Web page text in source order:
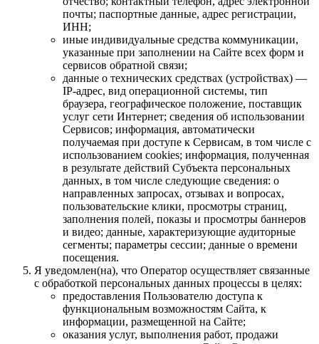
почты; паспортные данные, адрес регистрации,
ИНН;
иные индивидуальные средства коммуникации,
указанные при заполнении на Сайте всех форм и
сервисов обратной связи;
данные о технических средствах (устройствах) —
IP-адрес, вид операционной системы, тип
браузера, географическое положение, поставщик
услуг сети Интернет; сведения об использовании
Сервисов; информация, автоматически
получаемая при доступе к Сервисам, в том числе с
использованием cookies; информация, полученная
в результате действий Субъекта персональных
данных, в том числе следующие сведения: о
направленных запросах, отзывах и вопросах,
пользовательские клики, просмотры страниц,
заполнения полей, показы и просмотры баннеров
и видео; данные, характеризующие аудиторные
сегменты; параметры сессии; данные о времени
посещения.
Я уведомлен(на), что Оператор осуществляет связанные
с обработкой персональных данных процессы в целях:
предоставления Пользователю доступа к
функциональным возможностям Сайта, к
информации, размещенной на Сайте;
оказания услуг, выполнения работ, продажи